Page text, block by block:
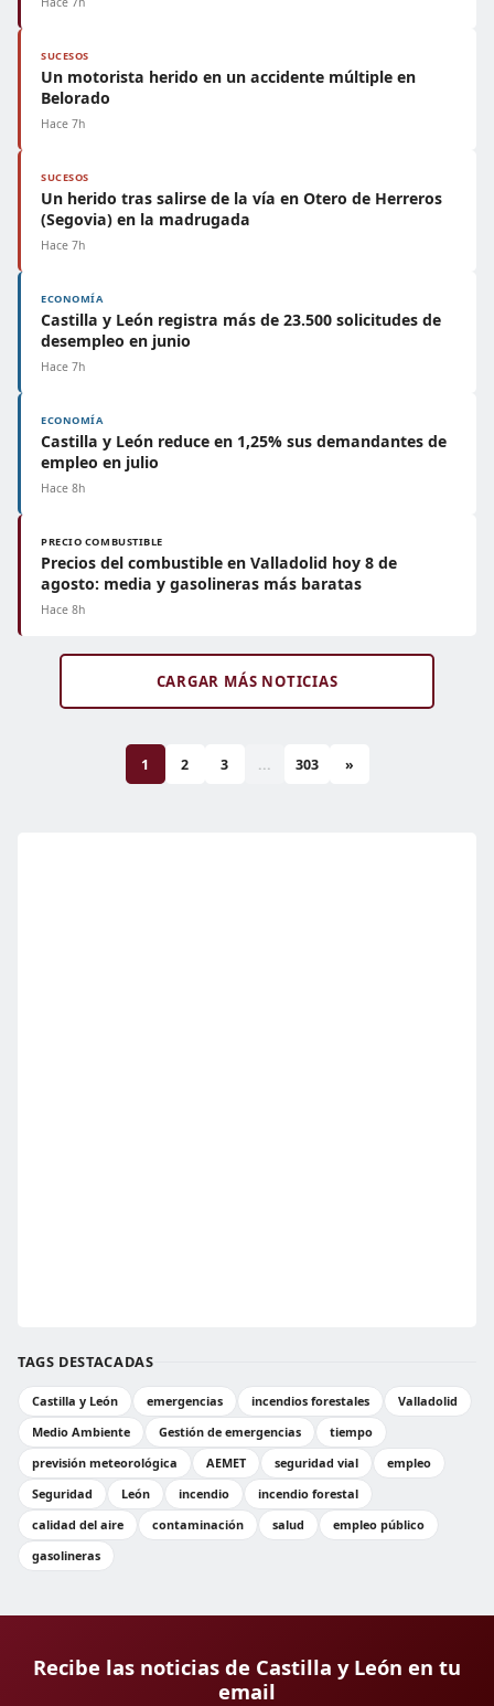
SUCESOS
Un motorista herido en un accidente múltiple en
Belorado
Hace 7h
SUCESOS
Un herido tras salirse de la vía en Otero de Herreros
(Segovia) en la madrugada
Hace 7h
ECONOMÍA
Castilla y León registra más de 23.500 solicitudes de
desempleo en junio
Hace 7h
ECONOMÍA
Castilla y León reduce en 1,25% sus demandantes de
empleo en julio
Hace 8h
PRECIO COMBUSTIBLE
Precios del combustible en Valladolid hoy 8 de
agosto: media y gasolineras más baratas
Hace 8h
CARGAR MÁS NOTICIAS
1 2 3 ... 303 »
TAGS DESTACADAS
Castilla y León emergencias incendios forestales
Valladolid
Medio Ambiente
Gestión de emergencias
tiempo
previsión meteorológica
AEMET seguridad vial
empleo
Seguridad
León incendio
incendio forestal
calidad del aire
contaminación salud
empleo público
gasolineras
Recibe las noticias de Castilla y León en tu
email